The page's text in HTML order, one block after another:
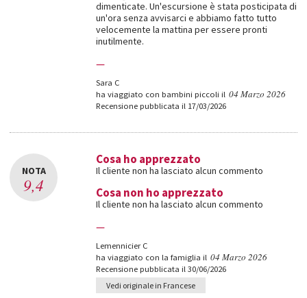
dimenticate. Un'escursione è stata posticipata di
un'ora senza avvisarci e abbiamo fatto tutto
velocemente la mattina per essere pronti
inutilmente.
—
Sara C
ha viaggiato con bambini piccoli il 04 Marzo 2026
Recensione pubblicata il 17/03/2026
NOTA
9,4
Cosa ho apprezzato
Il cliente non ha lasciato alcun commento
Cosa non ho apprezzato
Il cliente non ha lasciato alcun commento
—
Lemennicier C
ha viaggiato con la famiglia il 04 Marzo 2026
Recensione pubblicata il 30/06/2026
Vedi originale in Francese